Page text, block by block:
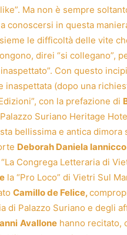
Ma non è sempre
conoscersi in questa
le difficoltà delle vite
direi “si collegano”,
Con questo
inaspettata (dopo una
con la prefazione di
Suriano Heritage
bellissima e antica dimora
Deborah Daniela
Congrega Letteraria di
la “Pro Loco” di Vietri Sul
Camillo de Felice,
di Palazzo Suriano e degli
Avallone hanno recitato,